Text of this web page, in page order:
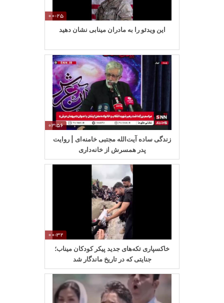
00:25
این ویدئو را به مادران مینابی نشان دهید
03:56
زندگی ساده آیت‌الله مجتبی خامنه‌ای | روایت
پدر همسرش از خانه‌داری
00:32
خاکسپاری تکه‌های جدید پیکر کودکان میناب؛
جنایتی که در تاریخ ماندگار شد